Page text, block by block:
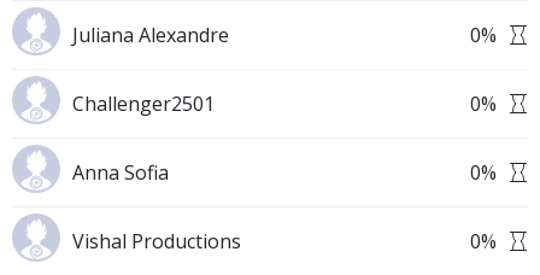
Juliana Alexandre 0%
Challenger2501 0%
Anna Sofia 0%
Vishal Productions 0%